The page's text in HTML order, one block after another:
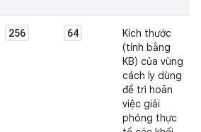
256 64
Kích thước
(tính bằng
KB) của vùng
cách ly dùng
để trì hoãn
việc giải
phóng thực